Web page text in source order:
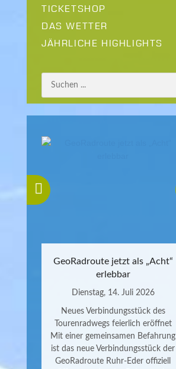
TICKETSHOP
DAS WETTER
JÄHRLICHE HIGHLIGHTS
GeoRadroute jetzt als „Acht“
erlebbar
Dienstag, 14. Juli 2026
Neues Verbindungsstück des
Tourenradwegs feierlich eröffnet
Mit einer gemeinsamen Befahrung
ist das neue Verbindungsstück der
GeoRadroute Ruhr-Eder offiziell